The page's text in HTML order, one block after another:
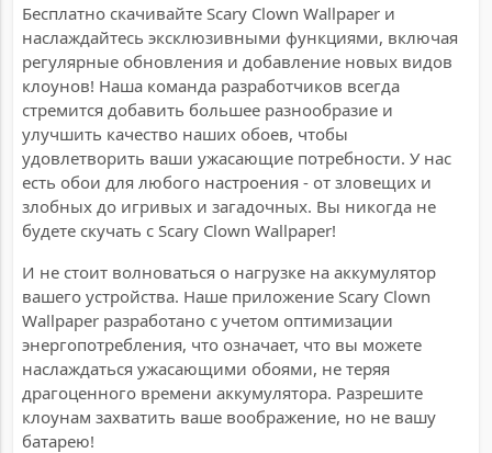
Бесплатно скачивайте Scary Clown Wallpaper и
наслаждайтесь эксклюзивными функциями, включая
регулярные обновления и добавление новых видов
клоунов! Наша команда разработчиков всегда
стремится добавить большее разнообразие и
улучшить качество наших обоев, чтобы
удовлетворить ваши ужасающие потребности. У нас
есть обои для любого настроения - от зловещих и
злобных до игривых и загадочных. Вы никогда не
будете скучать с Scary Clown Wallpaper!
И не стоит волноваться о нагрузке на аккумулятор
вашего устройства. Наше приложение Scary Clown
Wallpaper разработано с учетом оптимизации
энергопотребления, что означает, что вы можете
наслаждаться ужасающими обоями, не теряя
драгоценного времени аккумулятора. Разрешите
клоунам захватить ваше воображение, но не вашу
батарею!